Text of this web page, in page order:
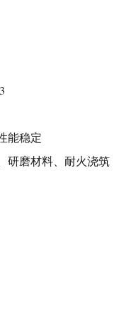
能稳定
研磨材料、耐火浇筑